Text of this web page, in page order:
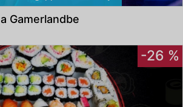
Gamerlandbe
-26 %